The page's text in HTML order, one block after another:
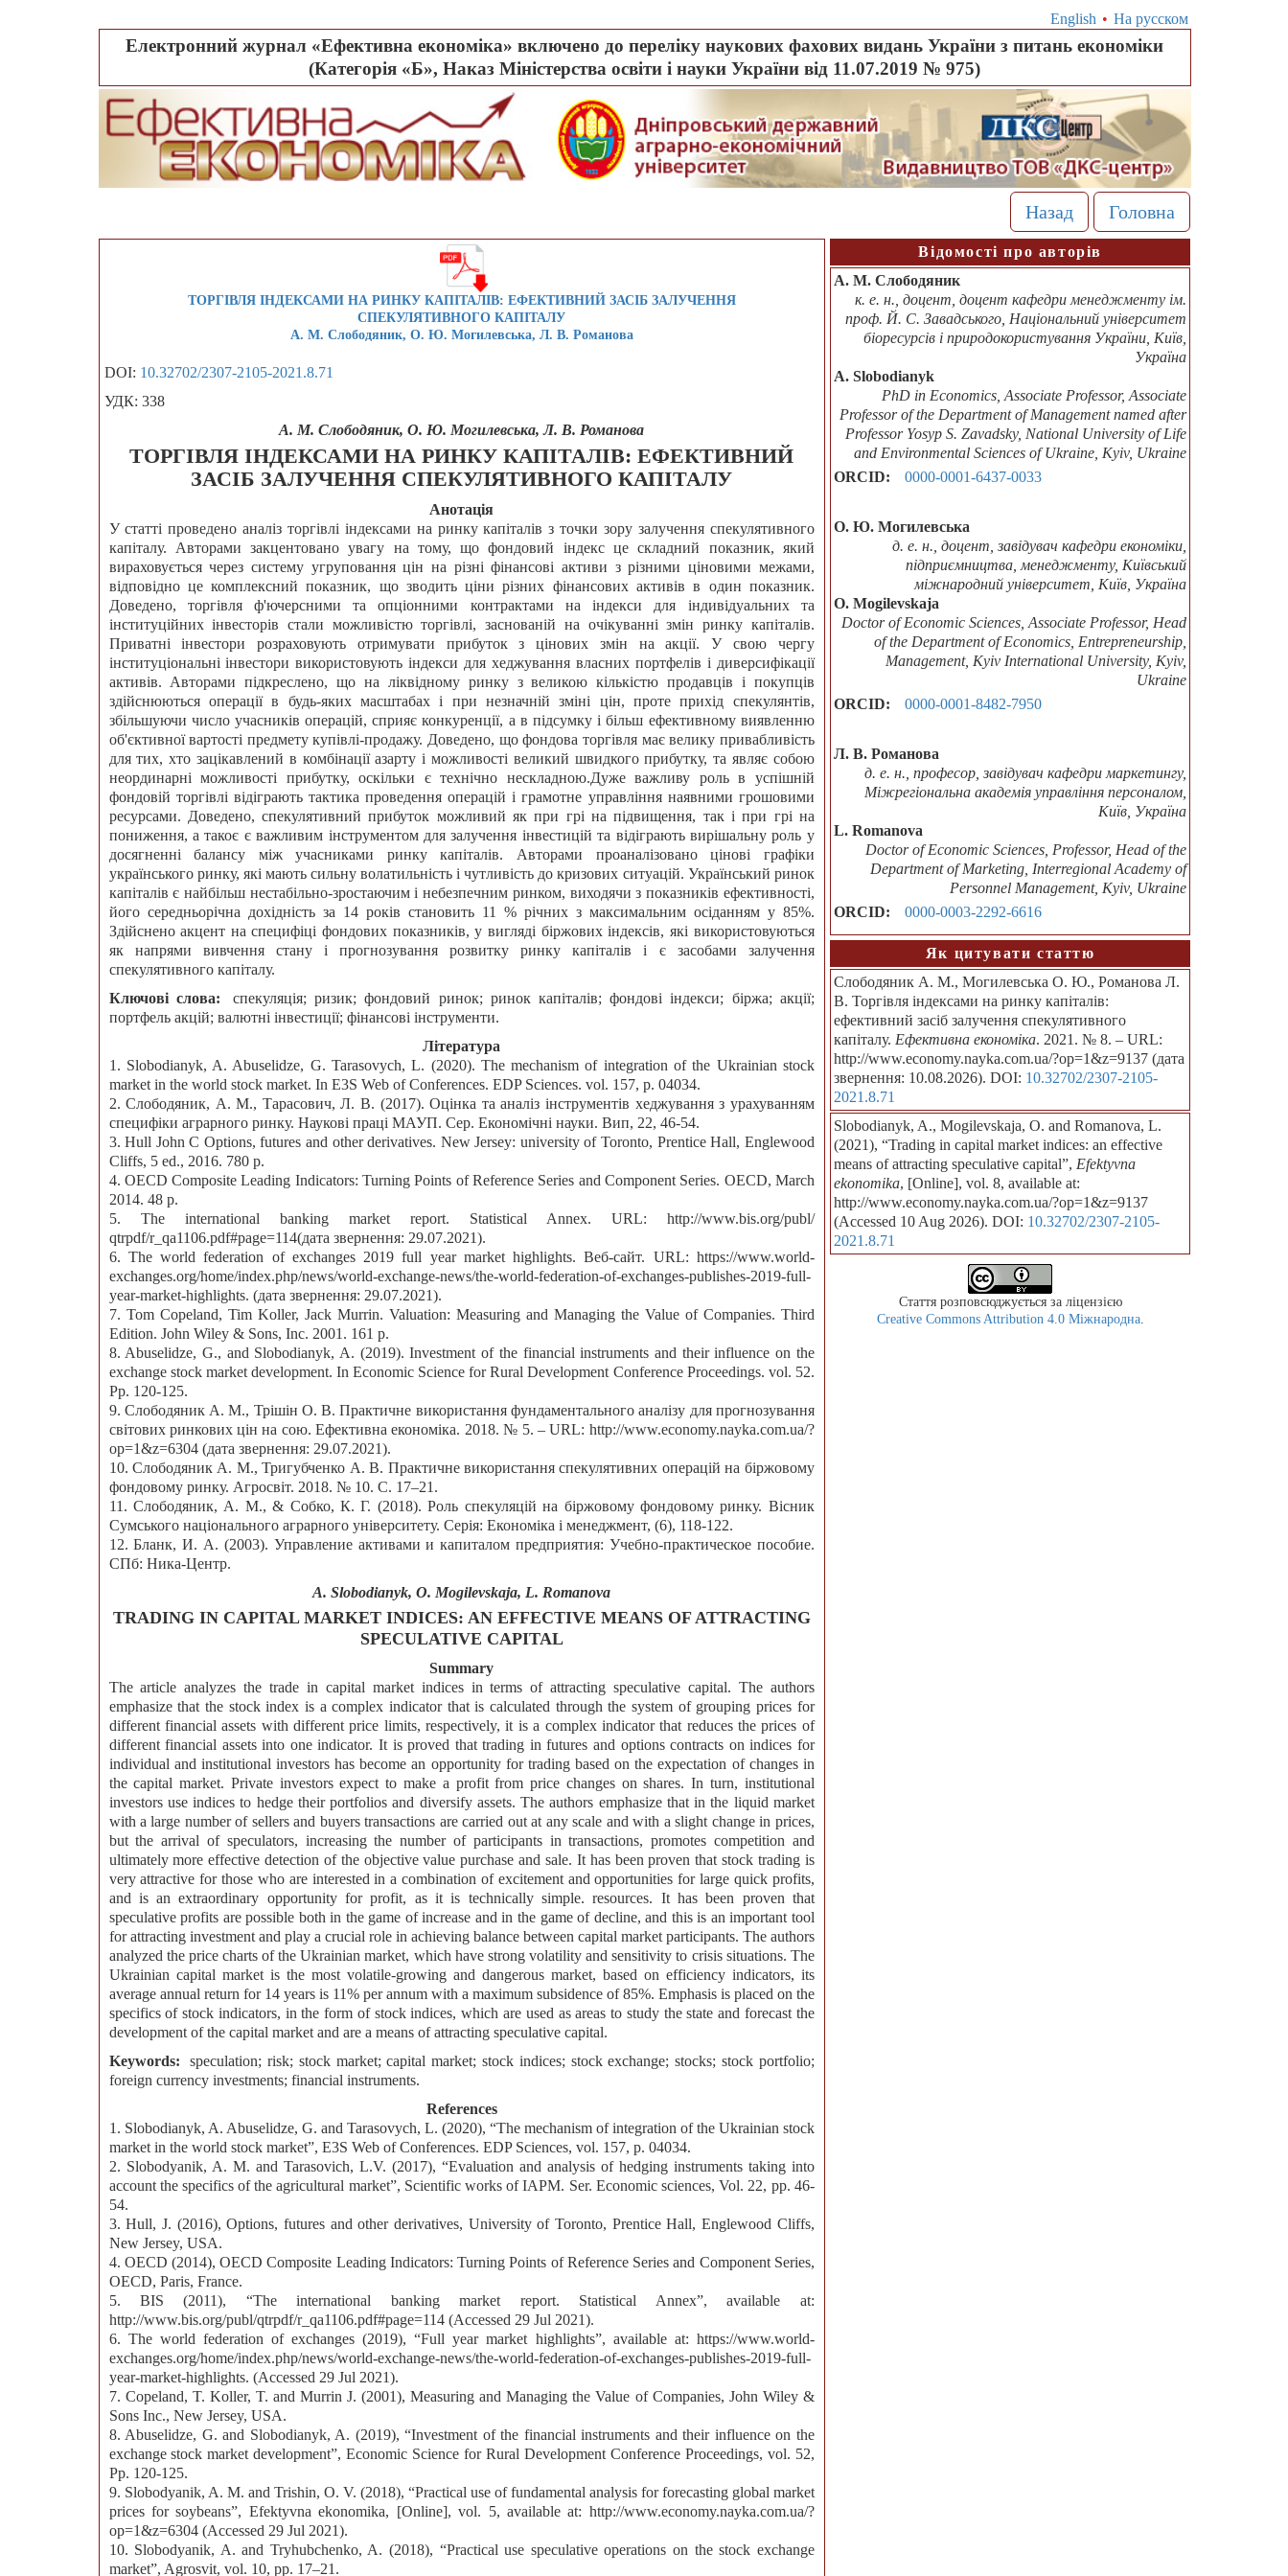
English • На русском
Електронний журнал «Ефективна економіка» включено до переліку наукових фахових видань України з питань економіки
(Категорія «Б», Наказ Міністерства освіти і науки України від 11.07.2019 № 975)
Назад Головна
ТОРГІВЛЯ ІНДЕКСАМИ НА РИНКУ КАПІТАЛІВ: ЕФЕКТИВНИЙ ЗАСІБ ЗАЛУЧЕННЯ
СПЕКУЛЯТИВНОГО КАПІТАЛУ
А. М. Слободяник, О. Ю. Могилевська, Л. В. Романова
DOI: 10.32702/2307-2105-2021.8.71
УДК: 338
А. М. Слободяник, О. Ю. Могилевська, Л. В. Романова
ТОРГІВЛЯ ІНДЕКСАМИ НА РИНКУ КАПІТАЛІВ: ЕФЕКТИВНИЙ
ЗАСІБ ЗАЛУЧЕННЯ СПЕКУЛЯТИВНОГО КАПІТАЛУ
Анотація
У статті проведено аналіз торгівлі індексами на ринку капіталів з точки зору залучення спекулятивного
капіталу. Авторами закцентовано увагу на тому, що фондовий індекс це складний показник, який
вираховується через систему угруповання цін на різні фінансові активи з різними ціновими межами,
відповідно це комплексний показник, що зводить ціни різних фінансових активів в один показник.
Доведено, торгівля ф'ючерсними та опціонними контрактами на індекси для індивідуальних та
інституційних інвесторів стали можливістю торгівлі, заснованій на очікуванні змін ринку капіталів.
Приватні інвестори розраховують отримувати прибуток з цінових змін на акції. У свою чергу
інституціональні інвестори використовують індекси для хеджування власних портфелів і диверсифікації
активів. Авторами підкреслено, що на ліквідному ринку з великою кількістю продавців і покупців
здійснюються операції в будь-яких масштабах і при незначній зміні цін, проте прихід спекулянтів,
збільшуючи число учасників операцій, сприяє конкуренції, а в підсумку і більш ефективному виявленню
об'єктивної вартості предмету купівлі-продажу. Доведено, що фондова торгівля має велику привабливість
для тих, хто зацікавлений в комбінації азарту і можливості великий швидкого прибутку, та являє собою
неординарні можливості прибутку, оскільки є технічно нескладною.Дуже важливу роль в успішній
фондовій торгівлі відіграють тактика проведення операцій і грамотне управління наявними грошовими
ресурсами. Доведено, спекулятивний прибуток можливий як при грі на підвищення, так і при грі на
пониження, а такоє є важливим інструментом для залучення інвестицій та відіграють вирішальну роль у
досягненні балансу між учасниками ринку капіталів. Авторами проаналізовано цінові графіки
українського ринку, які мають сильну волатильність і чутливість до кризових ситуацій. Український ринок
капіталів є найбільш нестабільно-зростаючим і небезпечним ринком, виходячи з показників ефективності,
його середньорічна дохідність за 14 років становить 11 % річних з максимальним осіданням у 85%.
Здійснено акцент на специфіці фондових показників, у вигляді біржових індексів, які використовуються
як напрями вивчення стану і прогнозування розвитку ринку капіталів і є засобами залучення
спекулятивного капіталу.
Ключові слова:
спекуляція; ризик; фондовий ринок; ринок капіталів; фондові індекси; біржа; акції;
портфель акцій; валютні інвестиції; фінансові інструменти.
Література
1. Slobodianyk, A. Abuselidze, G. Tarasovych, L. (2020). The mechanism of integration of the Ukrainian stock
market in the world stock market. In E3S Web of Conferences. EDP Sciences. vol. 157, p. 04034.
2. Слободяник, А. М., Тарасович, Л. В. (2017). Оцінка та аналіз інструментів хеджування з урахуванням
специфіки аграрного ринку. Наукові праці МАУП. Сер. Економічні науки. Вип, 22, 46-54.
3. Hull John C Options, futures and other derivatives. New Jersey: university of Toronto, Prentice Hall, Englewood
Cliffs, 5 ed., 2016. 780 p.
4. OECD Composite Leading Indicators: Turning Points of Reference Series and Component Series. OECD, March
2014. 48 p.
5. The international banking market report. Statistical Annex. URL: http://www.bis.org/publ/
qtrpdf/r_qa1106.pdf#page=114(дата звернення: 29.07.2021).
6. The world federation of exchanges 2019 full year market highlights. Веб-сайт. URL: https://www.world-
exchanges.org/home/index.php/news/world-exchange-news/the-world-federation-of-exchanges-publishes-2019-full-
year-market-highlights. (дата звернення: 29.07.2021).
7. Tom Copeland, Tim Koller, Jack Murrin. Valuation: Measuring and Managing the Value of Companies. Third
Edition. John Wiley & Sons, Inc. 2001. 161 p.
8. Abuselidze, G., and Slobodianyk, A. (2019). Investment of the financial instruments and their influence on the
exchange stock market development. In Economic Science for Rural Development Conference Proceedings. vol. 52.
Pp. 120-125.
9. Слободяник А. М., Трішін О. В. Практичне використання фундаментального аналізу для прогнозування
світових ринкових цін на сою. Ефективна економіка. 2018. № 5. – URL: http://www.economy.nayka.com.ua/?
op=1&z=6304 (дата звернення: 29.07.2021).
10. Слободяник А. М., Тригубченко А. В. Практичне використання спекулятивних операцій на біржовому
фондовому ринку. Агросвіт. 2018. № 10. С. 17–21.
11. Слободяник, А. М., & Собко, К. Г. (2018). Роль спекуляцій на біржовому фондовому ринку. Вісник
Сумського національного аграрного університету. Серія: Економіка і менеджмент, (6), 118-122.
12. Бланк, И. А. (2003). Управление активами и капиталом предприятия: Учебно-практическое пособие.
СПб: Ника-Центр.
A. Slobodianyk, O. Mogilevskaja, L. Romanova
TRADING IN CAPITAL MARKET INDICES: AN EFFECTIVE MEANS OF ATTRACTING
SPECULATIVE CAPITAL
Summary
The article analyzes the trade in capital market indices in terms of attracting speculative capital. The authors
emphasize that the stock index is a complex indicator that is calculated through the system of grouping prices for
different financial assets with different price limits, respectively, it is a complex indicator that reduces the prices of
different financial assets into one indicator. It is proved that trading in futures and options contracts on indices for
individual and institutional investors has become an opportunity for trading based on the expectation of changes in
the capital market. Private investors expect to make a profit from price changes on shares. In turn, institutional
investors use indices to hedge their portfolios and diversify assets. The authors emphasize that in the liquid market
with a large number of sellers and buyers transactions are carried out at any scale and with a slight change in prices,
but the arrival of speculators, increasing the number of participants in transactions, promotes competition and
ultimately more effective detection of the objective value purchase and sale. It has been proven that stock trading is
very attractive for those who are interested in a combination of excitement and opportunities for large quick profits,
and is an extraordinary opportunity for profit, as it is technically simple. resources. It has been proven that
speculative profits are possible both in the game of increase and in the game of decline, and this is an important tool
for attracting investment and play a crucial role in achieving balance between capital market participants. The authors
analyzed the price charts of the Ukrainian market, which have strong volatility and sensitivity to crisis situations. The
Ukrainian capital market is the most volatile-growing and dangerous market, based on efficiency indicators, its
average annual return for 14 years is 11% per annum with a maximum subsidence of 85%. Emphasis is placed on the
specifics of stock indicators, in the form of stock indices, which are used as areas to study the state and forecast the
development of the capital market and are a means of attracting speculative capital.
Keywords:
speculation; risk; stock market; capital market; stock indices; stock exchange; stocks; stock portfolio;
foreign currency investments; financial instruments.
References
1. Slobodianyk, A. Abuselidze, G. and Tarasovych, L. (2020), “The mechanism of integration of the Ukrainian stock
market in the world stock market”, E3S Web of Conferences. EDP Sciences, vol. 157, p. 04034.
2. Slobodyanik, A. M. and Tarasovich, L.V. (2017), “Evaluation and analysis of hedging instruments taking into
account the specifics of the agricultural market”, Scientific works of IAPM. Ser. Economic sciences, Vol. 22, pp. 46-
54.
3. Hull, J. (2016), Options, futures and other derivatives, University of Toronto, Prentice Hall, Englewood Cliffs,
New Jersey, USA.
4. OECD (2014), OECD Composite Leading Indicators: Turning Points of Reference Series and Component Series,
OECD, Paris, France.
5. BIS (2011), “The international banking market report. Statistical Annex”, available at:
http://www.bis.org/publ/qtrpdf/r_qa1106.pdf#page=114 (Accessed 29 Jul 2021).
6. The world federation of exchanges (2019), “Full year market highlights”, available at: https://www.world-
exchanges.org/home/index.php/news/world-exchange-news/the-world-federation-of-exchanges-publishes-2019-full-
year-market-highlights. (Accessed 29 Jul 2021).
7. Copeland, T. Koller, T. and Murrin J. (2001), Measuring and Managing the Value of Companies, John Wiley &
Sons Inc., New Jersey, USA.
8. Abuselidze, G. and Slobodianyk, A. (2019), “Investment of the financial instruments and their influence on the
exchange stock market development”, Economic Science for Rural Development Conference Proceedings, vol. 52,
Pp. 120-125.
9. Slobodyanik, A. M. and Trishin, O. V. (2018), “Practical use of fundamental analysis for forecasting global market
prices for soybeans”, Efektyvna ekonomika, [Online], vol. 5, available at: http://www.economy.nayka.com.ua/?
op=1&z=6304 (Accessed 29 Jul 2021).
10. Slobodyanik, A. and Tryhubchenko, A. (2018), “Practical use speculative operations on the stock exchange
market”, Agrosvit, vol. 10, pp. 17–21.
Відомості про авторів
А. М. Слободяник
к. е. н., доцент, доцент кафедри менеджменту ім.
проф. Й. С. Завадського, Національний університет
біоресурсів і природокористування України, Київ,
Україна
A. Slobodianyk
PhD in Economics, Associate Professor, Associate
Professor of the Department of Management named after
Professor Yosyp S. Zavadsky, National University of Life
and Environmental Sciences of Ukraine, Kyiv, Ukraine
ORCID:
0000-0001-6437-0033
О. Ю. Могилевська
д. е. н., доцент, завідувач кафедри економіки,
підприємництва, менеджменту, Київський
міжнародний університет, Київ, Україна
O. Mogilevskaja
Doctor of Economic Sciences, Associate Professor, Head
of the Department of Economics, Entrepreneurship,
Management, Kyiv International University, Kyiv,
Ukraine
ORCID:
0000-0001-8482-7950
Л. В. Романова
д. е. н., професор, завідувач кафедри маркетингу,
Міжрегіональна академія управління персоналом,
Київ, Україна
L. Romanova
Doctor of Economic Sciences, Professor, Head of the
Department of Marketing, Interregional Academy of
Personnel Management, Kyiv, Ukraine
ORCID:
0000-0003-2292-6616
Як цитувати статтю
Слободяник А. М., Могилевська О. Ю., Романова Л.
В. Торгівля індексами на ринку капіталів:
ефективний засіб залучення спекулятивного
капіталу. Ефективна економіка. 2021. № 8. – URL:
http://www.economy.nayka.com.ua/?op=1&z=9137 (дата
звернення: 10.08.2026). DOI: 10.32702/2307-2105-
2021.8.71
Slobodianyk, A., Mogilevskaja, O. and Romanova, L.
(2021), “Trading in capital market indices: an effective
means of attracting speculative capital”, Efektyvna
ekonomika, [Online], vol. 8, available at:
http://www.economy.nayka.com.ua/?op=1&z=9137
(Accessed 10 Aug 2026). DOI: 10.32702/2307-2105-
2021.8.71
Стаття розповсюджується за ліцензією
Creative Commons Attribution 4.0 Міжнародна.